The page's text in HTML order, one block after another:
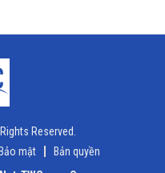
Reserved.
Bảo mật
Bản quyền